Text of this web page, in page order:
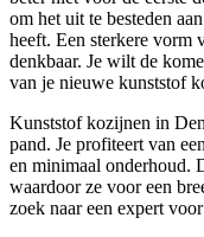
om het uit te besteden
heeft. Een sterkere vorm
denkbaar. Je wilt de
van je nieuwe kunststof
Kunststof kozijnen in
pand. Je profiteert van
en minimaal onderhoud.
waardoor ze voor een
zoek naar een expert